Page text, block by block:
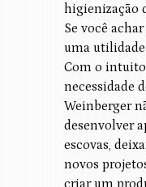
higienização
Se você
uma
Com o
necessidade
Weinberger
desenvolver
escovas,
novos
criar um